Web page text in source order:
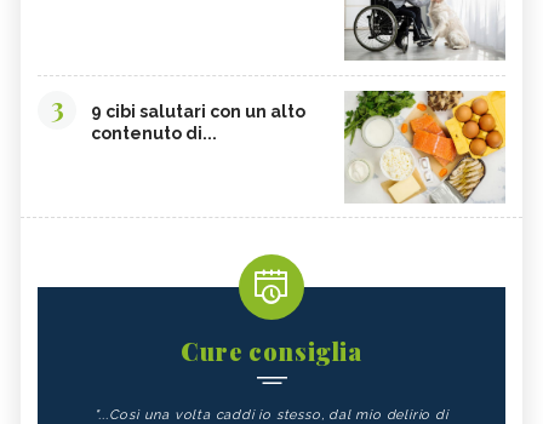
3
9 cibi salutari con un alto
contenuto di...
Cure consiglia
"...Così una volta caddi io stesso, dal mio delirio di